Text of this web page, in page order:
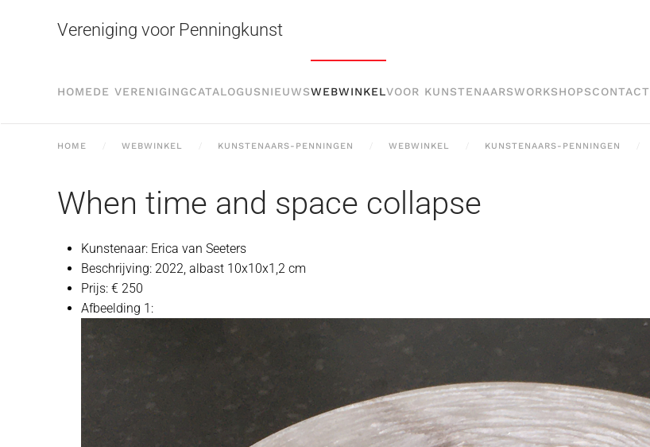
Skip to main content
Vereniging voor Penningkunst
HOMEDE VERENIGINGCATALOGUSNIEUWSWEBWINKELVOOR KUNSTENAARSWORKSHOPSCONTACT
HOME WEBWINKEL KUNSTENAARS-PENNINGEN WEBWINKEL KUNSTENAARS-PENNINGEN
When time and space collapse
Kunstenaar: Erica van Seeters
Beschrijving: 2022, albast 10x10x1,2 cm
Prijs: € 250
Afbeelding 1: